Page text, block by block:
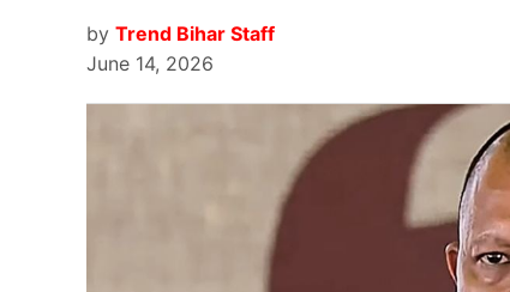
by Trend Bihar Staff
June 14, 2026